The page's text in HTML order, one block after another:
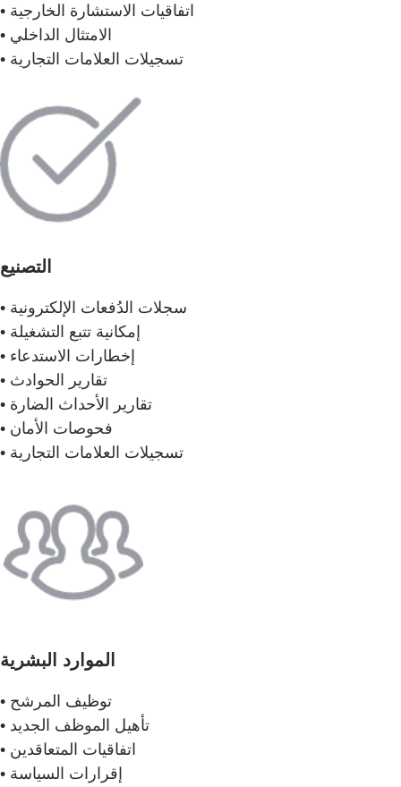
• اتفاقيات الاستشارة الخارجية
• الامتثال الداخلي
• تسجيلات العلامات التجارية
التصنيع
• سجلات الدُفعات الإلكترونية
• إمكانية تتبع التشغيلة
• إخطارات الاستدعاء
• تقارير الحوادث
• تقارير الأحداث الضارة
• فحوصات الأمان
• تسجيلات العلامات التجارية
الموارد البشرية
• توظيف المرشح
• تأهيل الموظف الجديد
• اتفاقيات المتعاقدين
• إقرارات السياسة